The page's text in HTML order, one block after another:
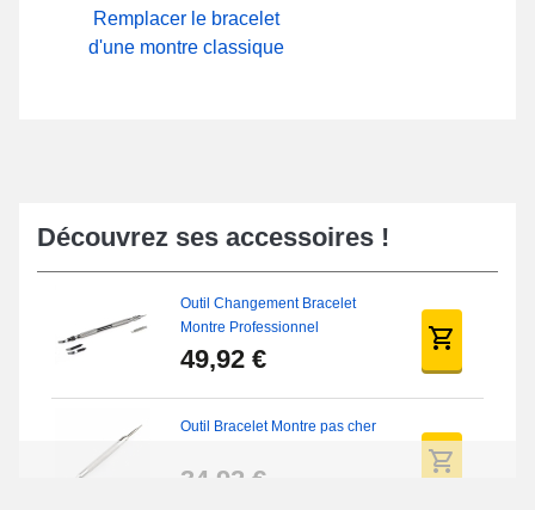
Remplacer le bracelet
d'une montre classique
Découvrez ses accessoires !
Outil Changement Bracelet
Montre Professionnel
49,92 €
Outil Bracelet Montre pas cher
34,92 €